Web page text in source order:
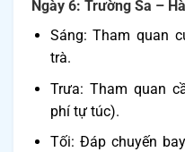
Ngày 6: Trường Sa –
Sáng: Tham quan
trà.
Trưa: Tham quan
phí tự túc).
Tối: Đáp chuyến